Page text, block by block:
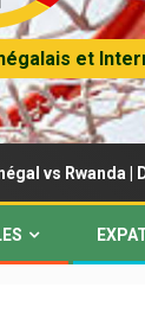
et
| Direct